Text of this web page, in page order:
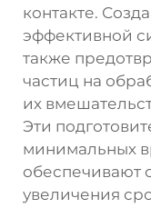
контакте.
эффективной
также
частиц на
их
Эти
минимальных
обеспечивают
увеличения